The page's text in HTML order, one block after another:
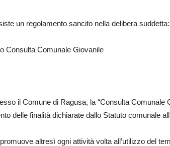
un regolamento sancito nella delibera suddetta:
Consulta Comunale Giovanile
il Comune di Ragusa, la “Consulta
delle finalità dichiarate dallo Statuto comunale
altresì ogni attività volta all’utilizzo del